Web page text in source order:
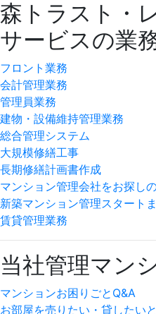
森トラスト・
サービスの業
フロント業務
会計管理業務
管理員業務
建物・設備維持管理業務
総合管理システム
大規模修繕工事
長期修繕計画書作成
マンション管理会社をお探し
新築マンション管理スタート
賃貸管理業務
当社管理マン
マンションお困りごとQ&A
お部屋を売りたい・貸したい